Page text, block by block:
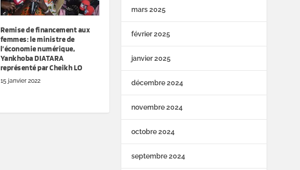
Remise de financement aux
femmes: le ministre de
l’économie numérique,
Yankhoba DIATARA
représenté par Cheikh LO
15 janvier 2022
mars 2025
février 2025
janvier 2025
décembre 2024
novembre 2024
octobre 2024
septembre 2024